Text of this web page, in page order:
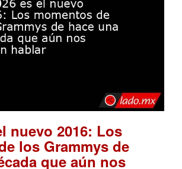
nuevo 2016: Los
los Grammys de
que aún nos